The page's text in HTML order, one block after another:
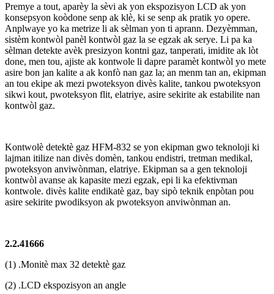
Premye a tout, aparèy la sèvi ak yon ekspozisyon LCD ak yon
konsepsyon koòdone senp ak klè, ki se senp ak pratik yo opere.
Anplwaye yo ka metrize li ak sèlman yon ti aprann. Dezyèmman,
sistèm kontwòl panèl kontwòl gaz la se egzak ak serye. Li pa ka
sèlman detekte avèk presizyon kontni gaz, tanperati, imidite ak lòt
done, men tou, ajiste ak kontwole li dapre paramèt kontwòl yo mete
asire bon jan kalite a ak konfò nan gaz la; an menm tan an, ekipman
an tou ekipe ak mezi pwoteksyon divès kalite, tankou pwoteksyon
sikwi kout, pwoteksyon flit, elatriye, asire sekirite ak estabilite nan
kontwòl gaz.
Kontwolè detektè gaz HFM-832 se yon ekipman gwo teknoloji ki
lajman itilize nan divès domèn, tankou endistri, tretman medikal,
pwoteksyon anviwònman, elatriye. Ekipman sa a gen teknoloji
kontwòl avanse ak kapasite mezi egzak, epi li ka efektivman
kontwole. divès kalite endikatè gaz, bay sipò teknik enpòtan pou
asire sekirite pwodiksyon ak pwoteksyon anviwònman an.
2.2.41666
(1) .Monitè max 32 detektè gaz
(2) .LCD ekspozisyon an angle